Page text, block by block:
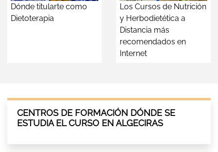
Dónde titularte como
Dietoterapia
Los Cursos de Nutrición
y Herbodietética a
Distancia más
recomendados en
Internet
CENTROS DE FORMACIÓN DÓNDE SE
ESTUDIA EL CURSO EN ALGECIRAS